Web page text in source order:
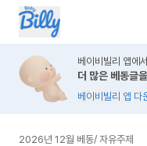
베이비빌리 앱에서
더 많은 베동글
베이비빌리 앱 다
2026년 12월 베동/ 자유주제